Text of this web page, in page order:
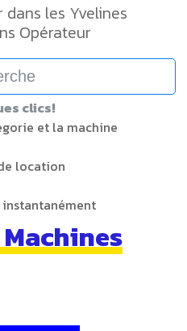
les Yvelines
Opérateur
clics!
et la machine
location